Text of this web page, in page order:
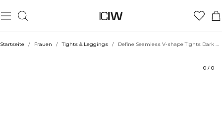
Startseite / Frauen / Tights & Leggings / Define Seamless V-shape Tights Dark Mahogany
0 / 0